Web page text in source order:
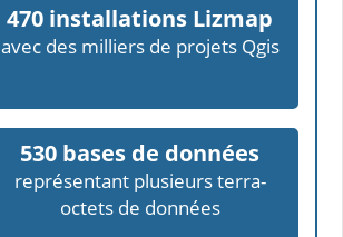
470 installations Lizmap
avec des milliers de projets Qgis
530 bases de données
représentant plusieurs terra-
octets de données